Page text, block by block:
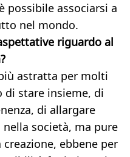
possibile associarsi a
nel mondo.
riguardo al
astratta per molti
di stare insieme, di
di allargare
nella società, ma pure
ebbene per